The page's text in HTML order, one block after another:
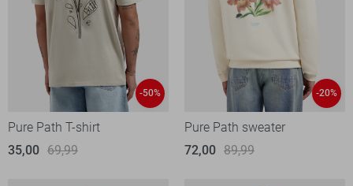
-50%
Pure Path T-shirt
35,00 69,99
-20%
Pure Path sweater
72,00 89,99